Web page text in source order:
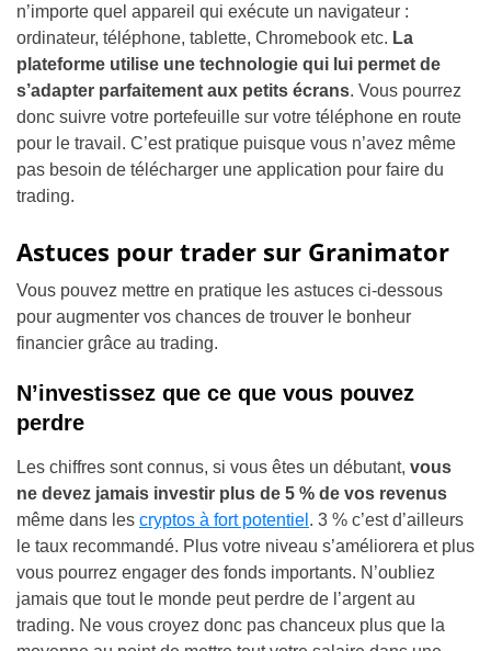
n’importe quel appareil qui exécute un navigateur :
ordinateur, téléphone, tablette, Chromebook etc. La
plateforme utilise une technologie qui lui permet de
s’adapter parfaitement aux petits écrans. Vous pourrez
donc suivre votre portefeuille sur votre téléphone en route
pour le travail. C’est pratique puisque vous n’avez même
pas besoin de télécharger une application pour faire du
trading.
Astuces pour trader sur Granimator
Vous pouvez mettre en pratique les astuces ci-dessous
pour augmenter vos chances de trouver le bonheur
financier grâce au trading.
N’investissez que ce que vous pouvez
perdre
Les chiffres sont connus, si vous êtes un débutant, vous
ne devez jamais investir plus de 5 % de vos revenus
même dans les cryptos à fort potentiel . 3 % c’est d’ailleurs
le taux recommandé. Plus votre niveau s’améliorera et plus
vous pourrez engager des fonds importants. N’oubliez
jamais que tout le monde peut perdre de l’argent au
trading. Ne vous croyez donc pas chanceux plus que la